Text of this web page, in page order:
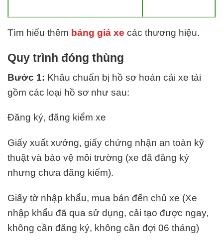
Tìm hiểu thêm bảng giá xe các thương hiệu.
Quy trình đóng thùng
Bước 1: Khâu chuẩn bị hồ sơ hoán cải xe tải
gồm các loại hồ sơ như sau:
Đăng ký, đăng kiểm xe
Giấy xuất xưởng, giấy chứng nhận an toàn kỹ
thuật và bảo vệ môi trường (xe đã đăng ký
nhưng chưa đăng kiểm).
Giấy tờ nhập khẩu, mua bán đến chủ xe (Xe
nhập khẩu đã qua sử dụng, cải tạo được ngay,
không cần đăng ký, không cần đợi 06 tháng)